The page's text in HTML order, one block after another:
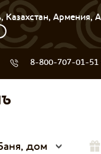
Казахстан,
8-800-707-01-51
дом